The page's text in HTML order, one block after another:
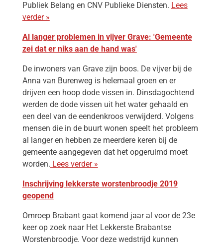
Publiek Belang en CNV Publieke Diensten. Lees
verder »
Al langer problemen in vijver Grave: 'Gemeente
zei dat er niks aan de hand was'
De inwoners van Grave zijn boos. De vijver bij de
Anna van Burenweg is helemaal groen en er
drijven een hoop dode vissen in. Dinsdagochtend
werden de dode vissen uit het water gehaald en
een deel van de eendenkroos verwijderd. Volgens
mensen die in de buurt wonen speelt het probleem
al langer en hebben ze meerdere keren bij de
gemeente aangegeven dat het opgeruimd moet
worden. Lees verder »
Inschrijving lekkerste worstenbroodje 2019
geopend
Omroep Brabant gaat komend jaar al voor de 23e
keer op zoek naar Het Lekkerste Brabantse
Worstenbroodje. Voor deze wedstrijd kunnen